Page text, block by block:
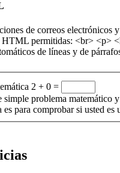
de correos electrónicos
HTML permitidas: <br> <p>
de líneas y de
2 + 0 =
simple problema matemático
es para comprobar si usted